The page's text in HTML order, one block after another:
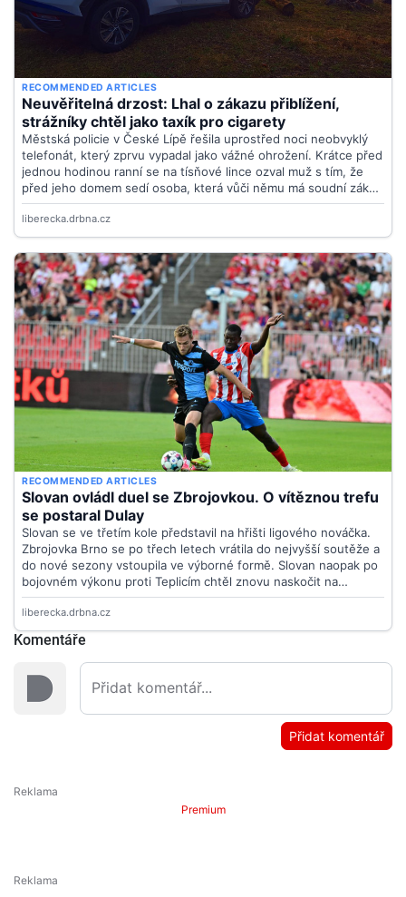
Komentáře
Přidat komentář
Premium